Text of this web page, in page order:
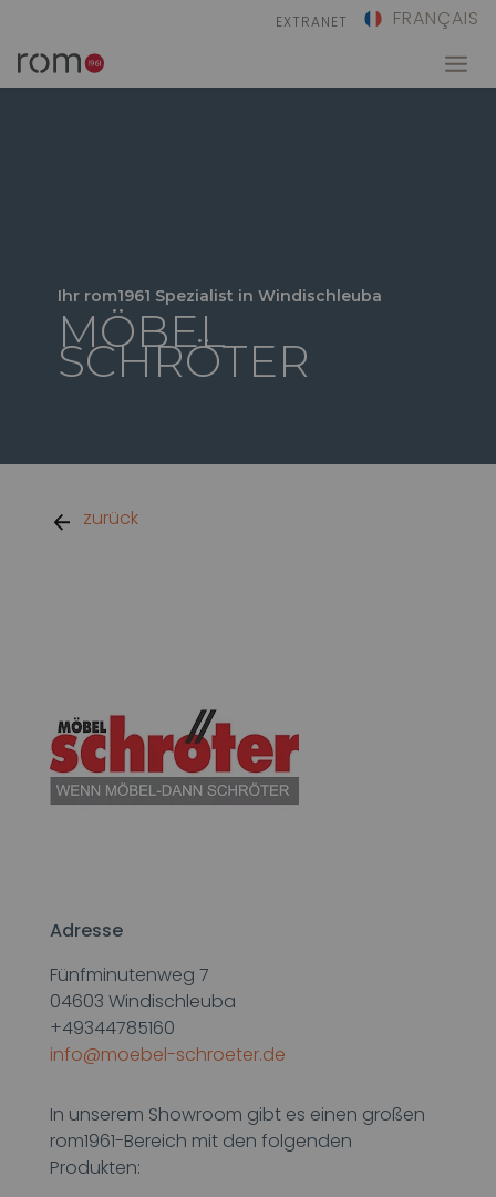
EXTRANET FRANÇAIS
Ihr rom1961 Spezialist in Windischleuba
MÖBEL
SCHRÖTER
zurück
Adresse
Fünfminutenweg 7
04603 Windischleuba
+49344785160
info@moebel-schroeter.de
In unserem Showroom gibt es einen großen
rom1961-Bereich mit den folgenden
Produkten: